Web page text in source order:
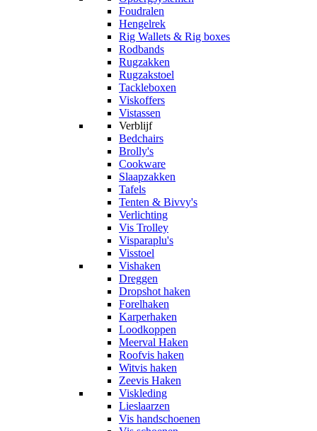
Foudralen
Hengelrek
Rig Wallets & Rig boxes
Rodbands
Rugzakken
Rugzakstoel
Tackleboxen
Viskoffers
Vistassen
Verblijf
Bedchairs
Brolly's
Cookware
Slaapzakken
Tafels
Tenten & Bivvy's
Verlichting
Vis Trolley
Visparaplu's
Visstoel
Vishaken
Dreggen
Dropshot haken
Forelhaken
Karperhaken
Loodkoppen
Meerval Haken
Roofvis haken
Witvis haken
Zeevis Haken
Viskleding
Lieslaarzen
Vis handschoenen